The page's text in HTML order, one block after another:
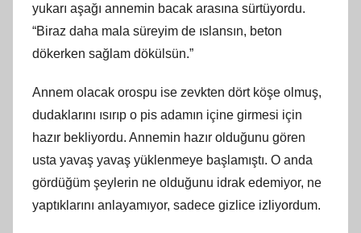
yukarı aşağı annemin bacak arasına sürtüyordu.
“Biraz daha mala süreyim de ıslansın, beton
dökerken sağlam dökülsün.”
Annem olacak orospu ise zevkten dört köşe olmuş,
dudaklarını ısırıp o pis adamın içine girmesi için
hazır bekliyordu. Annemin hazır olduğunu gören
usta yavaş yavaş yüklenmeye başlamıştı. O anda
gördüğüm şeylerin ne olduğunu idrak edemiyor, ne
yaptıklarını anlayamıyor, sadece gizlice izliyordum.